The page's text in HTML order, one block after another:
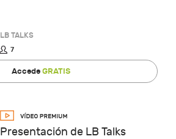
LB TALKS
7
AccedeGRATIS
Presentación de LB Talks